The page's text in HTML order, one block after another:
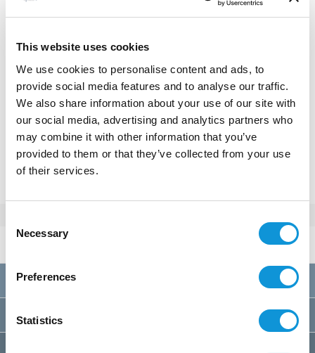
This website uses cookies
We use cookies to personalise content and ads, to
provide social media features and to analyse our traffic.
We also share information about your use of our site with
our social media, advertising and analytics partners who
may combine it with other information that you’ve
provided to them or that they’ve collected from your use
of their services.
Selection
Necessary
Preferences
Statistics
Stella di mare
Prix / semaine :
RÉSERVER CET APPARTEMENT
Ou appeler au+33(0)4 95 73 13 69
Tarifs 2026
1630€
1810€